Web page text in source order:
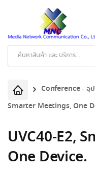
Conference - อุ
Smarter Meetings, One
UVC40-E2,
One Device.